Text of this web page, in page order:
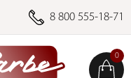
8 800 555-18-71
0